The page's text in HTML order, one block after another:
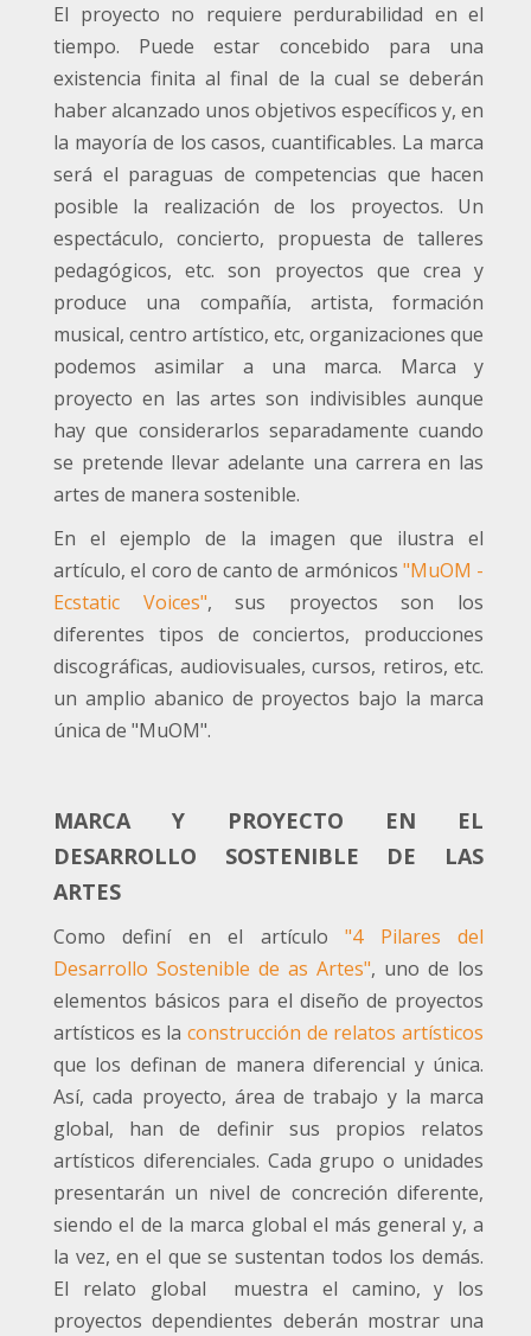
El proyecto no requiere perdurabilidad en el
tiempo. Puede estar concebido para una
existencia finita al final de la cual se deberán
haber alcanzado unos objetivos específicos y, en
la mayoría de los casos, cuantificables. La marca
será el paraguas de competencias que hacen
posible la realización de los proyectos. Un
espectáculo, concierto, propuesta de talleres
pedagógicos, etc. son proyectos que crea y
produce una compañía, artista, formación
musical, centro artístico, etc, organizaciones que
podemos asimilar a una marca. Marca y
proyecto en las artes son indivisibles aunque
hay que considerarlos separadamente cuando
se pretende llevar adelante una carrera en las
artes de manera sostenible.
En el ejemplo de la imagen que ilustra el
artículo, el coro de canto de armónicos "MuOM -
Ecstatic Voices", sus proyectos son los
diferentes tipos de conciertos, producciones
discográficas, audiovisuales, cursos, retiros, etc.
un amplio abanico de proyectos bajo la marca
única de "MuOM".
MARCA Y PROYECTO EN EL
DESARROLLO SOSTENIBLE DE LAS
ARTES
Como definí en el artículo"4 Pilares del
Desarrollo Sostenible de as Artes", uno de los
elementos básicos para el diseño de proyectos
artísticos es la construcción de relatos artísticos
que los definan de manera diferencial y única.
Así, cada proyecto, área de trabajo y la marca
global, han de definir sus propios relatos
artísticos diferenciales. Cada grupo o unidades
presentarán un nivel de concreción diferente,
siendo el de la marca global el más general y, a
la vez, en el que se sustentan todos los demás.
El relato global muestra el camino, y los
proyectos dependientes deberán mostrar una